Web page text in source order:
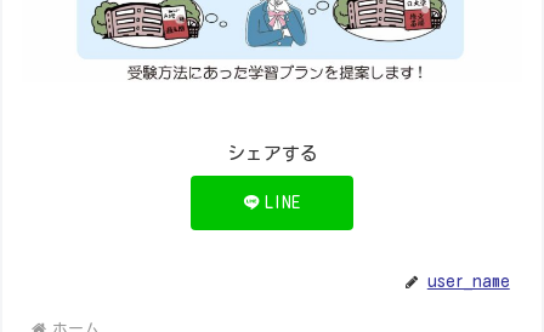
シェアする
LINE
user_name